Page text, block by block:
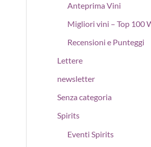
Anteprima Vini
Migliori vini – Top 100
Recensioni e Punteggi
Lettere
newsletter
Senza categoria
Spirits
Eventi Spirits